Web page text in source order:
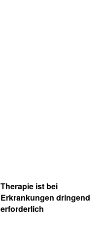
Therapie ist bei
Erkrankungen dringend
erforderlich